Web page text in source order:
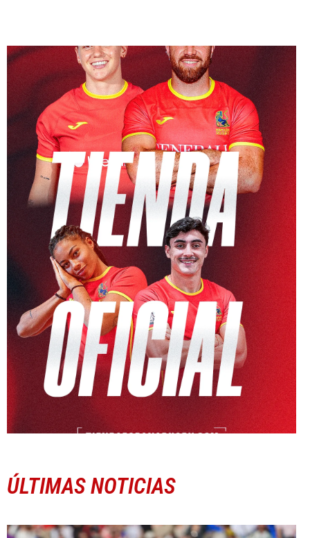
ÚLTIMAS NOTICIAS